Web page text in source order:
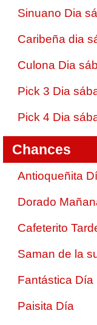
Sinuano Dia
Caribeña dia
Culona Dia
Pick 3 Dia
Pick 4 Dia
Chances
Antioqueñita
Dorado
Cafeterito
Saman de la
Fantástica Día
Paisita Día